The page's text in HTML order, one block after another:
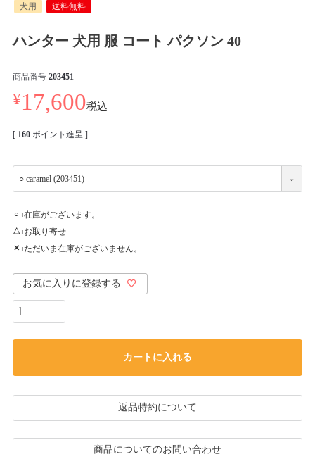
犬用 送料無料
ハンター 犬用 服 コート パクソン 40
商品番号 203451
¥17,600税込
[ 160 ポイント進呈 ]
○ 在庫がございます。
△ お取り寄せ
✕ ただいま在庫がございません。
お気に入りに登録する
カートに入れる
返品特約について
商品についてのお問い合わせ